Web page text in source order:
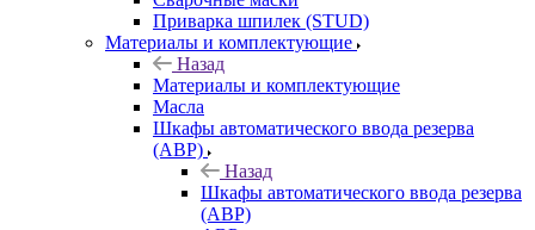
Приварка шпилек (STUD)
Материалы и комплектующие
Назад
Материалы и комплектующие
Масла
Шкафы автоматического ввода резерва
(АВР)
Назад
Шкафы автоматического ввода резерва
(АВР)